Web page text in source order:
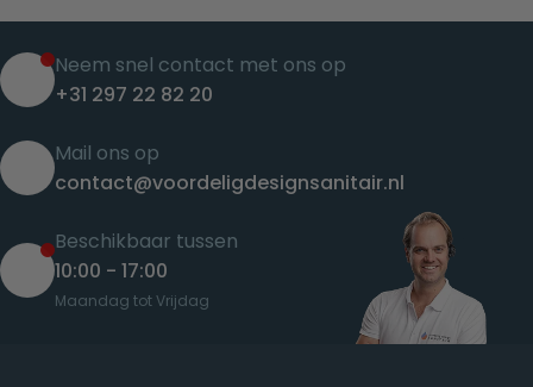
Neem snel contact met ons op
+31 297 22 82 20
Mail ons op
contact@voordeligdesignsanitair.nl
Beschikbaar tussen
10:00 - 17:00
Maandag tot Vrijdag